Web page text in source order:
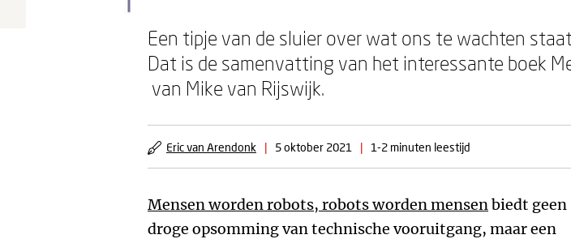
Een tipje van de sluier over wat ons te wachten
Dat is de samenvatting van het interessante boek
van Mike van Rijswijk.
Eric van Arendonk | 5 oktober 2021 | 1-2 minuten leestijd
Mensen worden robots, robots worden mensenbiedt geen
droge opsomming van technische vooruitgang, maar een